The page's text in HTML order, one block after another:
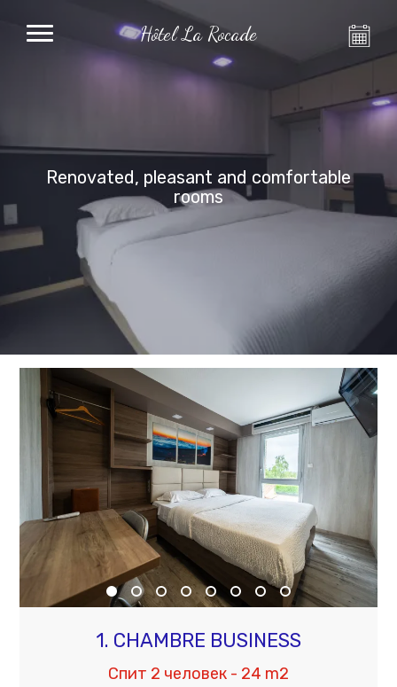
Hôtel La Rocade
Renovated, pleasant and comfortable
rooms
1. CHAMBRE BUSINESS
Спит 2 человек - 24 m2